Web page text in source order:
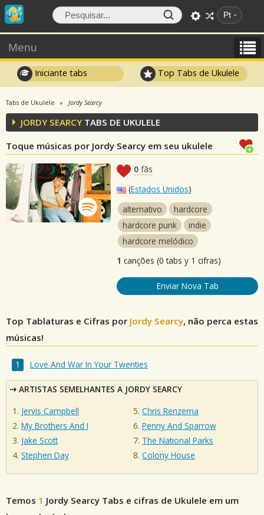
Pt
Menu
Iniciante tabs Top Tabs de Ukulele
Tabs de Ukulele Jordy Searcy
JORDY SEARCYTABS DE UKULELE
Toque músicas por Jordy Searcy em seu ukulele
0 fãs
(Estados Unidos)
alternativo
hardcore
hardcore punk
indie
hardcore melódico
1 canções (0 tabs y 1 cifras)
Enviar Nova Tab
Top Tablaturas e Cifras por Jordy Searcy, não perca estas
músicas!
Love And War In Your Twenties
ARTISTAS SEMELHANTES A JORDY SEARCY
Jervis Campbell
My Brothers And I
Jake Scott
Stephen Day
Chris Renzema
Penny And Sparrow
The National Parks
Colony House
Temos 1 Jordy Searcy Tabs e cifras de Ukulele em um